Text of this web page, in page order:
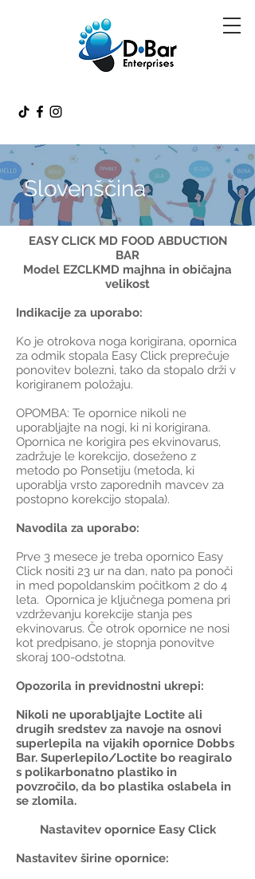
Slovenščina
EASY CLICK MD FOOD ABDUCTION
BAR
Model EZCLKMD majhna in običajna
velikost
Indikacije za uporabo:
Ko je otrokova noga korigirana, opornica
za odmik stopala Easy Click preprečuje
ponovitev bolezni, tako da stopalo drži v
korigiranem položaju.
OPOMBA: Te opornice nikoli ne
uporabljajte na nogi, ki ni korigirana.
Opornica ne korigira pes ekvinovarus,
zadržuje le korekcijo, doseženo z
metodo po Ponsetiju (metoda, ki
uporablja vrsto zaporednih mavcev za
postopno korekcijo stopala).
Navodila za uporabo:
Prve 3 mesece je treba opornico Easy
Click nositi 23 ur na dan, nato pa ponoči
in med popoldanskim počitkom 2 do 4
leta. Opornica je ključnega pomena pri
vzdrževanju korekcije stanja pes
ekvinovarus. Če otrok opornice ne nosi
kot predpisano, je stopnja ponovitve
skoraj 100-odstotna.
Opozorila in previdnostni ukrepi:
Nikoli ne uporabljajte Loctite ali
drugih sredstev za navoje na osnovi
superlepila na vijakih opornice Dobbs
Bar. Superlepilo/Loctite bo reagiralo
s polikarbonatno plastiko in
povzročilo, da bo plastika oslabela in
se zlomila.
Nastavitev opornice Easy Click
Nastavitev širine opornice: